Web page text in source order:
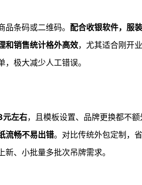
条码或二维码。 配合收银软件，服
和销售统计格外高效，尤其适合刚开
极大减少人工错误。
元左右，且模板设置、品牌更换都不
流畅不易出错。对比传统外包定制，
、小批量多批次吊牌需求。